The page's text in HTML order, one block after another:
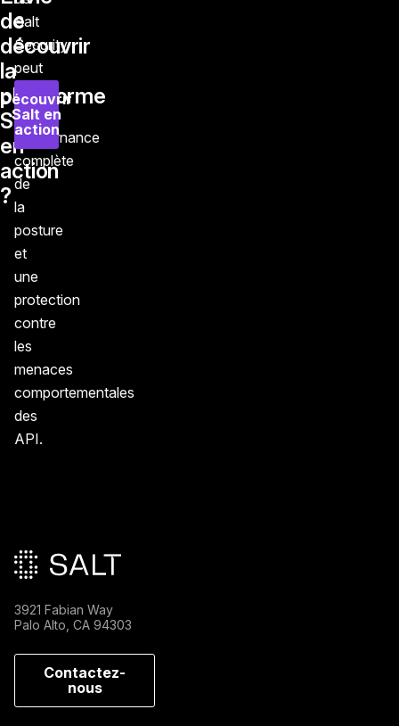
de
découvrir
la
plateforme
Salt
en
action
?
Salt
Security
peut
offrir
une
gouvernance
complète
de
la
posture
et
une
protection
contre
les
menaces
comportementales
des
API.
Découvrir
Salt en
action
3921 Fabian Way
Palo Alto, CA 94303
Contactez-
nous